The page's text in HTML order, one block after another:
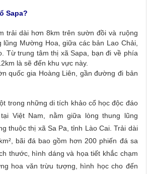
Sapa?
trải dài hơn 8km trên sườn đồi và ruộng
lũng Mường Hoa, giữa các bản Lao Chải,
Từ trung tâm thị xã Sapa, bạn đi về phía
là sẽ đến khu vực này.
quốc gia Hoàng Liên, gần đường đi bản
trong những di tích khảo cổ học độc đáo
Việt Nam, nằm giữa lòng thung lũng
thuộc thị xã Sa Pa, tỉnh Lào Cai. Trải dài
bãi đá bao gồm hơn 200 phiến đá sa
thước, hình dáng và họa tiết khắc chạm
hoa văn trừu tượng, hình học cho đến